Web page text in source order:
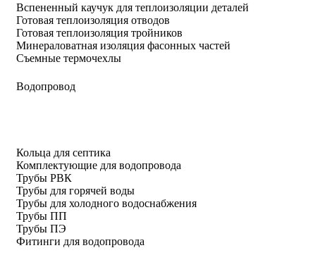
Вспененный каучук для теплоизоляции деталей
Готовая теплоизоляция отводов
Готовая теплоизоляция тройников
Минераловатная изоляция фасонных частей
Съемные термочехлы
Водопровод
Кольца для септика
Комплектующие для водопровода
Трубы РВК
Трубы для горячей воды
Трубы для холодного водоснабжения
Трубы ПП
Трубы ПЭ
Фитинги для водопровода